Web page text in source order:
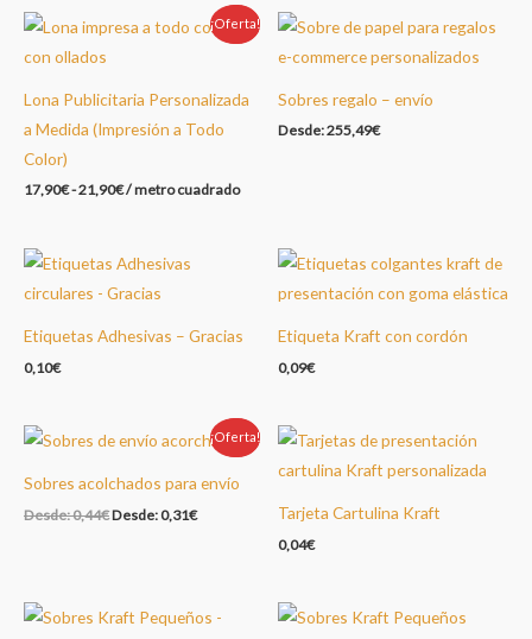
Oferta!
¡Oferta!
Lona Publicitaria Personalizada
a Medida (Impresión a Todo
Color)
17,90€-21,90€/ metro cuadrado
Sobres regalo – envío
Desde:255,49€
Etiquetas Adhesivas – Gracias
0,10€
Etiqueta Kraft con cordón
0,09€
Oferta!
¡Oferta!
Sobres acolchados para envío
Desde:0,44€Desde:0,31€ Tarjeta Cartulina Kraft
0,04€